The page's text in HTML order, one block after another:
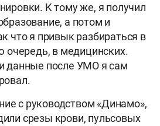
К тому же, я получил
а потом и
что я привык разбираться в
очередь, в медицинских.
данные после УМО я сам
с руководством «Динамо»,
срезы крови, пульсовых